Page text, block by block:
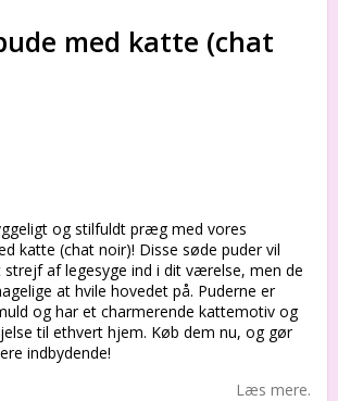
med katte (chat
og stilfuldt præg med vores
katte (chat noir)! Disse søde puder vil
strejf af legesyge ind i dit værelse, men de
at hvile hovedet på. Puderne er
og har et charmerende kattemotiv og
til ethvert hjem. Køb dem nu, og gør
indbydende!
Læs mere.